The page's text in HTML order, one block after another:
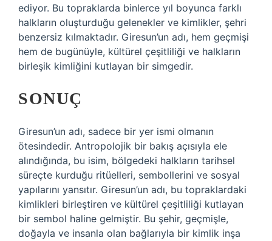
ediyor. Bu topraklarda binlerce yıl boyunca farklı
halkların oluşturduğu gelenekler ve kimlikler, şehri
benzersiz kılmaktadır. Giresun’un adı, hem geçmişi
hem de bugünüyle, kültürel çeşitliliği ve halkların
birleşik kimliğini kutlayan bir simgedir.
SONUÇ
Giresun’un adı, sadece bir yer ismi olmanın
ötesindedir. Antropolojik bir bakış açısıyla ele
alındığında, bu isim, bölgedeki halkların tarihsel
süreçte kurduğu ritüelleri, sembollerini ve sosyal
yapılarını yansıtır. Giresun’un adı, bu topraklardaki
kimlikleri birleştiren ve kültürel çeşitliliği kutlayan
bir sembol haline gelmiştir. Bu şehir, geçmişle,
doğayla ve insanla olan bağlarıyla bir kimlik inşa